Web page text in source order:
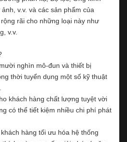
v.v. và các sản phẩm của
rãi cho những loại này như
v.v.
nghìn mô-đun và thiết bị
thời tuyển dụng một số kỹ thuật
khách hàng chất lượng tuyệt vời
có thể tiết kiệm nhiều chi phí phát
hàng tối ưu hóa hệ thống